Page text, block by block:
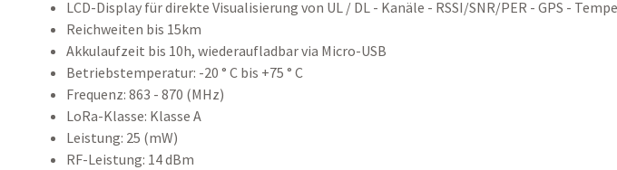
LCD-Display für direkte Visualisierung von UL / DL - Kanäle - RSSI/SNR/PER - GPS -
Reichweiten bis 15km
Akkulaufzeit bis 10h, wiederaufladbar via Micro-USB
Betriebstemperatur: -20 ° C bis +75 ° C
Frequenz: 863 - 870 (MHz)
LoRa-Klasse: Klasse A
Leistung: 25 (mW)
RF-Leistung: 14 dBm